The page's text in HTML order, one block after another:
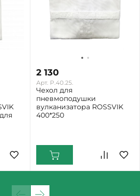
2 130
Арт. P.40.25.
Чехол для
пневмоподушки
вулканизатора ROSSVIK
400*250